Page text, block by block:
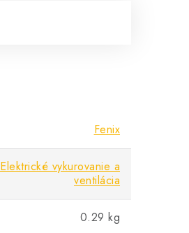
Fenix
Elektrické vykurovanie a
ventilácia
0.29 kg